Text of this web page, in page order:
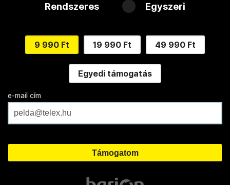
Rendszeres Egyszeri
9 990 Ft 19 990 Ft 49 990 Ft
Egyedi támogatás
e-mail cím